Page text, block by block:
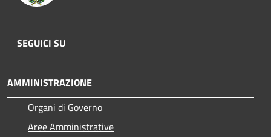
SEGUICI SU
AMMINISTRAZIONE
Organi di Governo
Aree Amministrative